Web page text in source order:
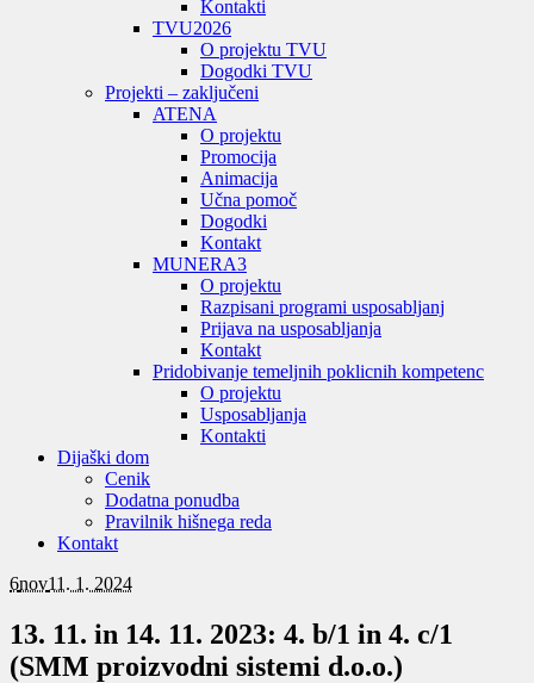
Kontakti
TVU2026
O projektu TVU
Dogodki TVU
Projekti – zaključeni
ATENA
O projektu
Promocija
Animacija
Učna pomoč
Dogodki
Kontakt
MUNERA3
O projektu
Razpisani programi usposabljanj
Prijava na usposabljanja
Kontakt
Pridobivanje temeljnih poklicnih kompetenc
O projektu
Usposabljanja
Kontakti
Dijaški dom
Cenik
Dodatna ponudba
Pravilnik hišnega reda
Kontakt
6nov11. 1. 2024
13. 11. in 14. 11. 2023: 4. b/1 in 4. c/1
(SMM proizvodni sistemi d.o.o.)